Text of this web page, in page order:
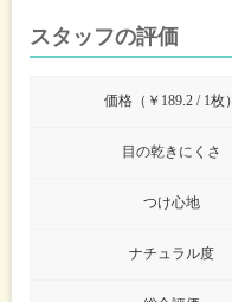
スタッフの評価
価格（￥189.2 / 1枚）
目の乾きにくさ
つけ心地
ナチュラル度